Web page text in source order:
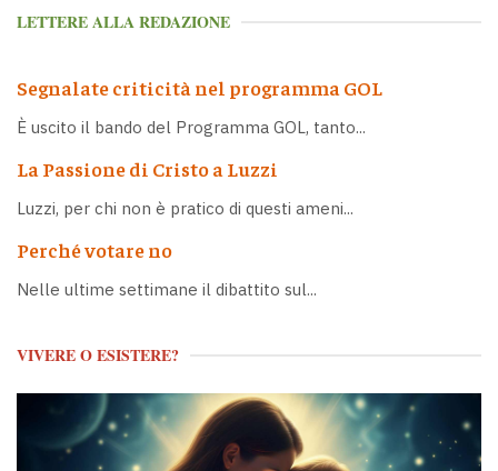
LETTERE ALLA REDAZIONE
Segnalate criticità nel programma GOL
È uscito il bando del Programma GOL, tanto...
La Passione di Cristo a Luzzi
Luzzi, per chi non è pratico di questi ameni...
Perché votare no
Nelle ultime settimane il dibattito sul...
VIVERE O ESISTERE?